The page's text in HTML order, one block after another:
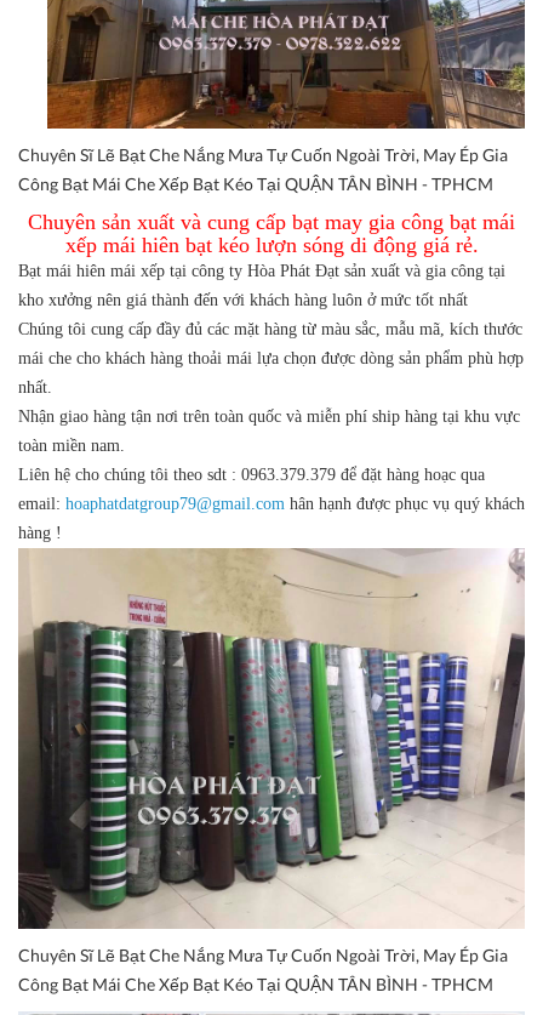
Chuyên Sĩ Lẽ Bạt Che Nắng Mưa Tự Cuốn Ngoài Trời, May Ép Gia
Công Bạt Mái Che Xếp Bạt Kéo Tại QUẬN TÂN BÌNH - TPHCM
Chuyên sản xuất và cung cấp bạt may gia công bạt mái
xếp mái hiên bạt kéo lượn sóng di động giá rẻ.
Bạt mái hiên mái xếp tại công ty Hòa Phát Đạt sản xuất và gia công tại
kho xưởng nên giá thành đến với khách hàng luôn ở mức tốt nhất
Chúng tôi cung cấp đầy đủ các mặt hàng từ màu sắc, mẫu mã, kích thước
mái che cho khách hàng thoải mái lựa chọn được dòng sản phẩm phù hợp
nhất.
Nhận giao hàng tận nơi trên toàn quốc và miễn phí ship hàng tại khu vực
toàn miền nam.
Liên hệ cho chúng tôi theo sdt : 0963.379.379 để đặt hàng hoạc qua
email: hoaphatdatgroup79@gmail.com hân hạnh được phục vụ quý khách
hàng !
Chuyên Sĩ Lẽ Bạt Che Nắng Mưa Tự Cuốn Ngoài Trời, May Ép Gia
Công Bạt Mái Che Xếp Bạt Kéo Tại QUẬN TÂN BÌNH - TPHCM